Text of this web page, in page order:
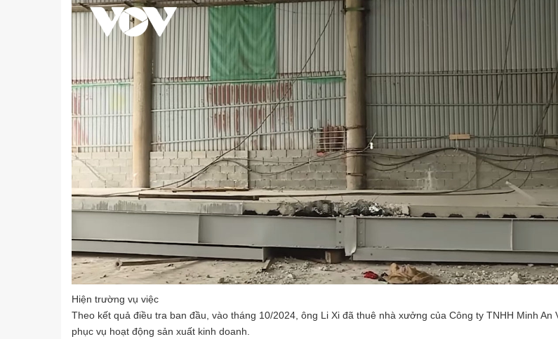
Hiện trường vụ việc
Theo kết quả điều tra ban đầu, vào tháng 10/2024, ông Li Xi đã thuê nhà xưởng của Công ty TNHH Minh An
phục vụ hoạt động sản xuất kinh doanh.